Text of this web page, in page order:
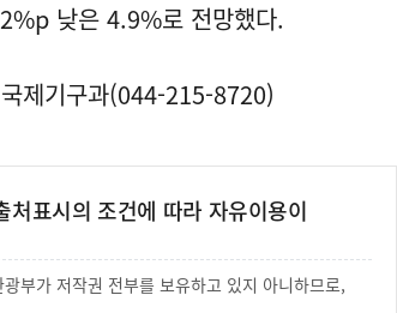
낮은 4.9%로 전망했다.
제기구과(044-215-8720)
표시의 조건에 따라 자유이용이
부가 저작권 전부를 보유하고 있지 아니하므로,